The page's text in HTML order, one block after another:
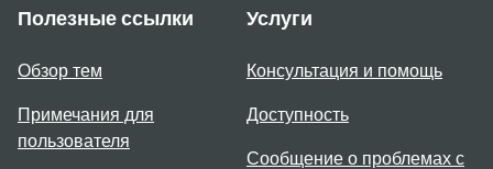
Полезные ссылки
Обзор тем
Примечания для
пользователя
Услуги
Консультация и помощь
Доступность
Сообщение о проблемах с